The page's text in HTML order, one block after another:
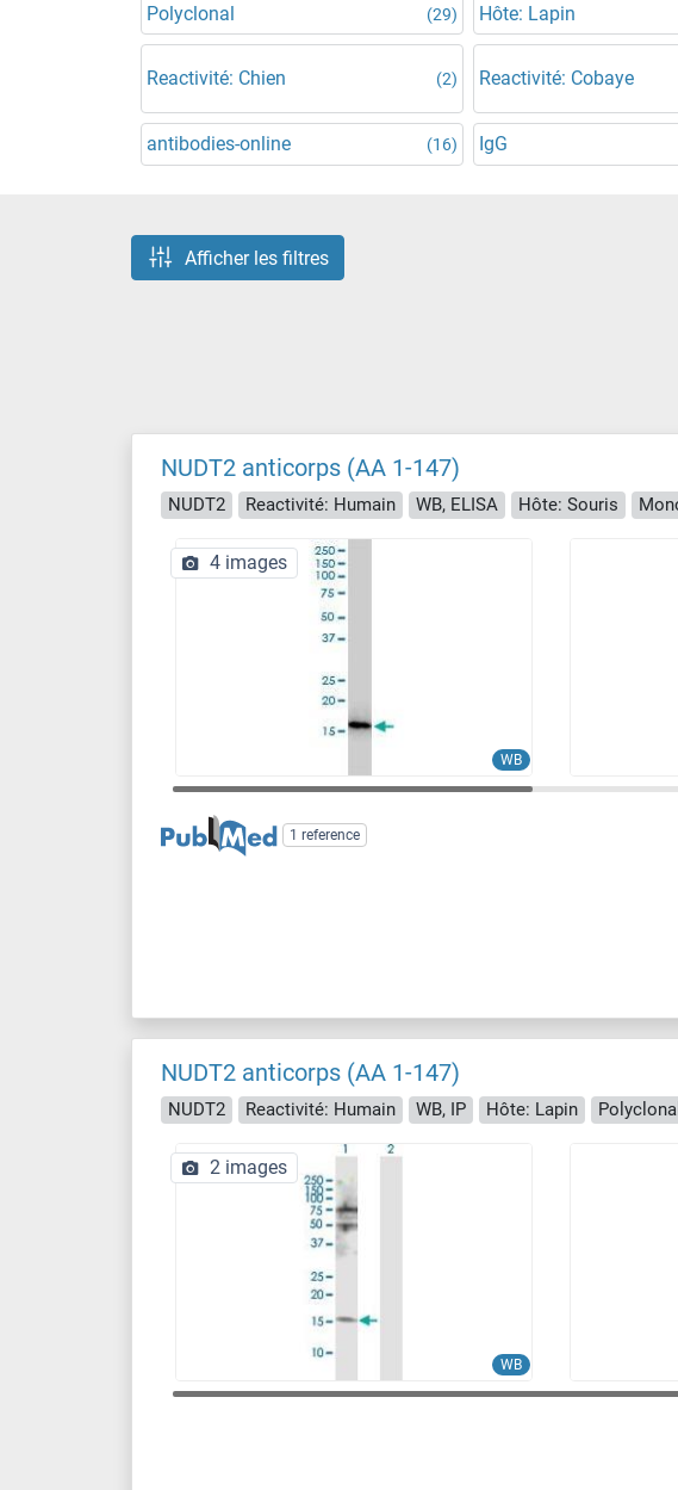
Polyclonal (29) Hôte: Lapin
Reactivité: Chien (2) Reactivité: Cobaye
antibodies-online (16) IgG
Afficher les filtres
NUDT2 anticorps (AA 1-147)
NUDT2 Reactivité: Humain WB, ELISA Hôte: Souris
WB
4 images
1 reference
NUDT2 anticorps (AA 1-147)
NUDT2 Reactivité: Humain WB, IP Hôte: Lapin Polyclonal
WB
2 images